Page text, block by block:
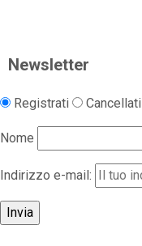
Newsletter
Registrati Cancellati
Nome
Indirizzo e-mail: